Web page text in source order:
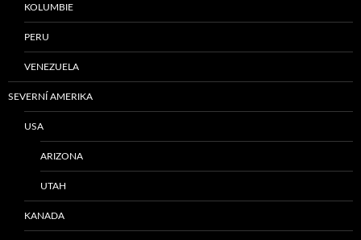
KOLUMBIE
PERU
VENEZUELA
SEVERNÍ AMERIKA
USA
ARIZONA
UTAH
KANADA